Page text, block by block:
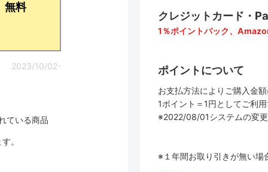
無料
2023/10/02-
ている商品
。
クレジットカード・
1％ポイントバック、
ポイントについて
お支払方法によりご購入金
1ポイント＝1円としてご利
※2022/08/01システムの変
※１年間お取り引きが無い場